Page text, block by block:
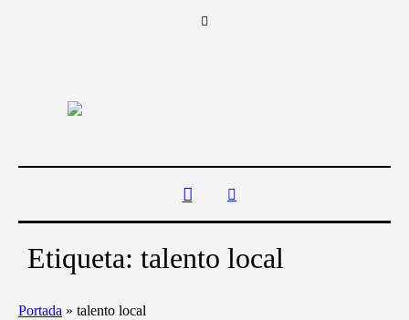
Etiqueta: talento local
Portada » talento local